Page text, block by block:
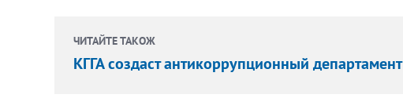
ЧИТАЙТЕ ТАКОЖ
КГГА создаст антикоррупционный департамент